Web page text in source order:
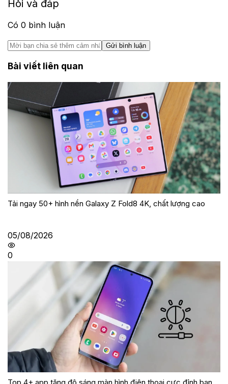
Hỏi và đáp
Có 0 bình luận
Gửi bình luận
Bài viết liên quan
Tải ngay 50+ hình nền Galaxy Z Fold8 4K, chất lượng cao
05/08/2026
0